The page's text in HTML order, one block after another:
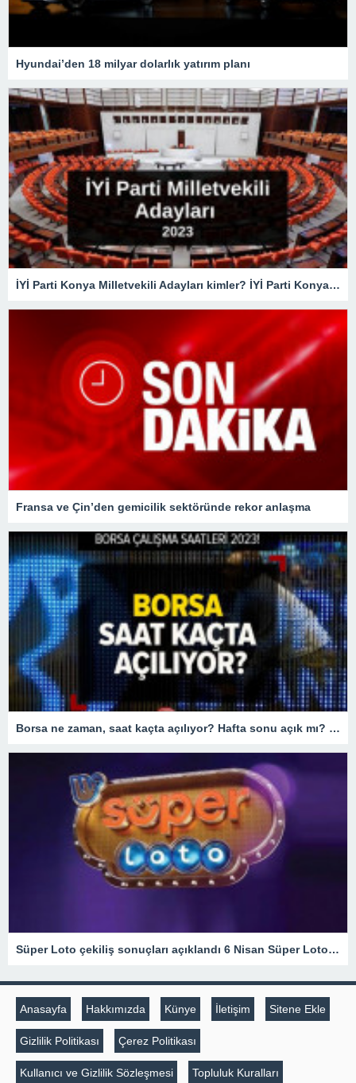
Hyundai’den 18 milyar dolarlık yatırım planı
İYİ Parti Konya Milletvekili Adayları kimler? İYİ Parti Konya Milletvekili Adayları belli oldu mu? İYİ Parti 2023 Konya Milletvekili Adayları!
Fransa ve Çin’den gemicilik sektöründe rekor anlaşma
Borsa ne zaman, saat kaçta açılıyor? Hafta sonu açık mı? BORSA ÇALIŞMA SAATLERİ 2023
Süper Loto çekiliş sonuçları açıklandı 6 Nisan Süper Loto çekilişinde düşen numaralar şöyle: – Son Haberler
Anasayfa Hakkımızda Künye İletişim Sitene Ekle
Gizlilik Politikası Çerez Politikası
Kullanıcı ve Gizlilik Sözleşmesi Topluluk Kuralları